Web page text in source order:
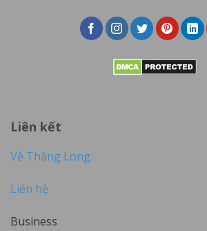
Liên kết
Về Thăng Long
Liên hệ
Business